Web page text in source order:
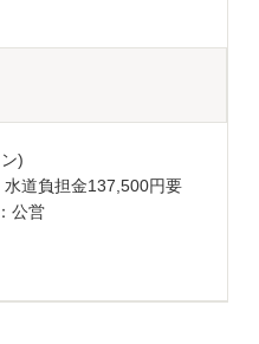
ン)
道負担金137,500円要
公営